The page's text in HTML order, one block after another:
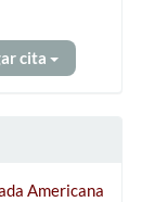
cita
Americana